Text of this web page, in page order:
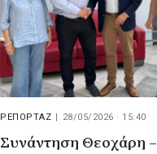
ΡΕΠΟΡΤΑΖ | 28/05/2026 · 15:40
Συνάντηση Θεοχάρη –